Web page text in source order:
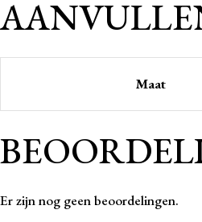
Maat
Er zijn nog geen beoordelingen.